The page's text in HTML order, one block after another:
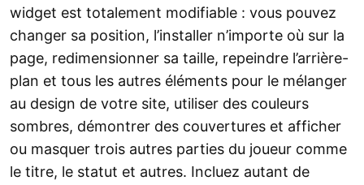
widget est totalement modifiable : vous pouvez
changer sa position, l’installer n’importe où sur la
page, redimensionner sa taille, repeindre l’arrière-
plan et tous les autres éléments pour le mélanger
au design de votre site, utiliser des couleurs
sombres, démontrer des couvertures et afficher
ou masquer trois autres parties du joueur comme
le titre, le statut et autres. Incluez autant de